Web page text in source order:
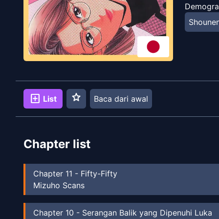
add_box List star Baca dari awal
Chapter list
Chapter 11 - Fifty-Fifty
Mizuho Scans
Chapter 10 - Serangan Balik yang Dipenuhi Luka